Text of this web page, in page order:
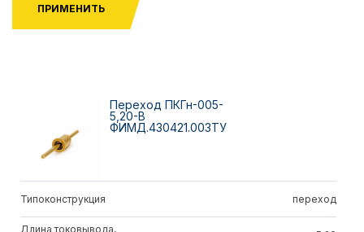
ПРИМЕНИТЬ
Переход ПКГн-005-
5,20-В
ФИМД.430421.003ТУ
Типоконструкция переход
Длина токовывода,